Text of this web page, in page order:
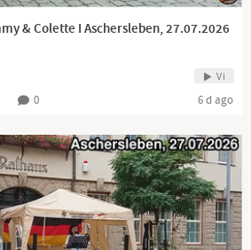
& Colette I Aschersleben, 27.07.2026
Vi
0 6 d ago